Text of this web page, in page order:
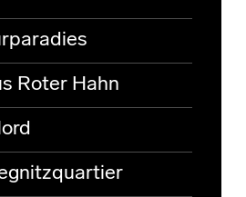
Roter Hahn